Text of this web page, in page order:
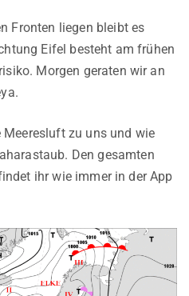
Fronten liegen bleibt es
Eifel besteht am frühen
Morgen geraten wir an
zu uns und wie
Den gesamten
ihr wie immer in der App